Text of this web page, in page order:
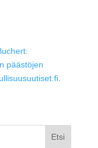
päästöjen
.
Etsi